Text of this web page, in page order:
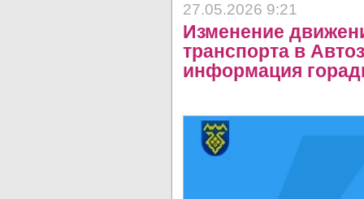
27.05.2026 9:21
Изменение
транспорта в
информация